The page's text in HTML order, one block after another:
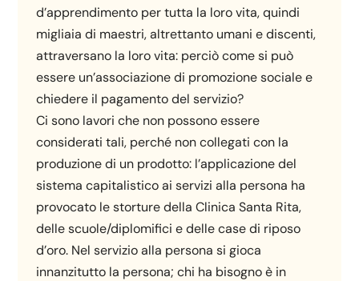
d’apprendimento per tutta la loro vita, quindi
migliaia di maestri, altrettanto umani e discenti,
attraversano la loro vita: perciò come si può
essere un’associazione di promozione sociale e
chiedere il pagamento del servizio?
Ci sono lavori che non possono essere
considerati tali, perché non collegati con la
produzione di un prodotto: l’applicazione del
sistema capitalistico ai servizi alla persona ha
provocato le storture della Clinica Santa Rita,
delle scuole/diplomifici e delle case di riposo
d’oro. Nel servizio alla persona si gioca
innanzitutto la persona; chi ha bisogno è in